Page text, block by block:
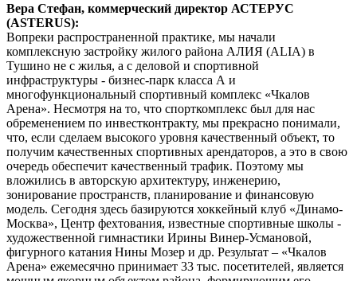
Вера Стефан, коммерческий директор АСТЕРУС
(ASTERUS):
Вопреки распространенной практике, мы начали
комплексную застройку жилого района АЛИЯ (ALIA) в
Тушино не с жилья, а с деловой и спортивной
инфраструктуры - бизнес-парк класса А и
многофункциональный спортивный комплекс «Чкалов
Арена». Несмотря на то, что спорткомплекс был для нас
обременением по инвестконтракту, мы прекрасно понимали,
что, если сделаем высокого уровня качественный объект, то
получим качественных спортивных арендаторов, а это в свою
очередь обеспечит качественный трафик. Поэтому мы
вложились в авторскую архитектуру, инженерию,
зонирование пространств, планирование и финансовую
модель. Сегодня здесь базируются хоккейный клуб «Динамо-
Москва», Центр фехтования, известные спортивные школы -
художественной гимнастики Ирины Винер-Усмановой,
фигурного катания Нины Мозер и др. Результат – «Чкалов
Арена» ежемесячно принимает 33 тыс. посетителей, является